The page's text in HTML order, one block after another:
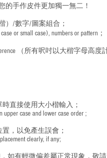
的手作皮件更加獨一無二！
）/數字/圖案組合；
or small case), numbers or pattern；
（所有呎吋以大楷字母高度
直接使用大小楷輸入；
case and lower case order ;
，以免產生誤會；
clearly, if any;